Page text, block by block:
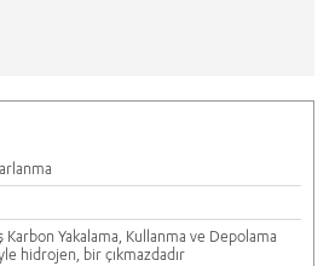
Karbon Yakalama, Kullanma ve Depolama
hidrojen, bir çıkmazdadır